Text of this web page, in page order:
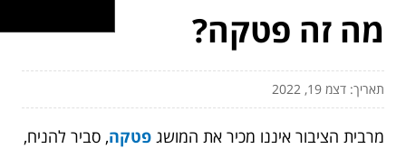
מה זה פטקה?
תאריך: דצמ 19, 2022
מרבית הציבור איננו מכיר את המושג פטקה, סביר להניח,